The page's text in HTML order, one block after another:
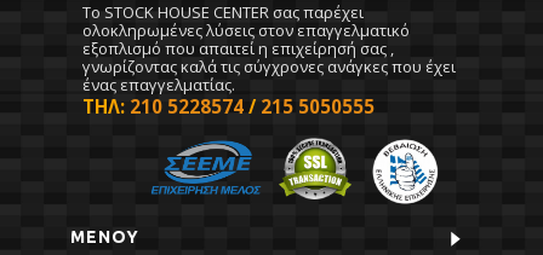
To STOCK HOUSE CENTER σας παρέχει
ολοκληρωμένες λύσεις στον επαγγελματικό
εξοπλισμό που απαιτεί η επιχείρησή σας ,
γνωρίζοντας καλά τις σύγχρονες ανάγκες που έχει
ένας επαγγελματίας.
ΤΗΛ: 210 5228574 / 215 5050555
ΜΕΝΟΥ